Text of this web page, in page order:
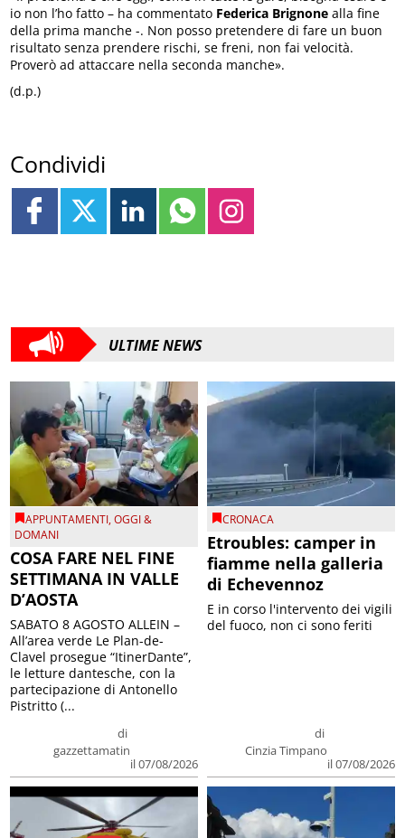
io non l’ho fatto – ha commentato Federica Brignone alla fine
della prima manche -. Non posso pretendere di fare un buon
risultato senza prendere rischi, se freni, non fai velocità.
Proverò ad attaccare nella seconda manche».
(d.p.)
Condividi
ULTIME NEWS
APPUNTAMENTI,OGGI &
DOMANI
COSA FARE NEL FINE
SETTIMANA IN VALLE
D’AOSTA
di
gazzettamatin
il 07/08/2026
SABATO 8 AGOSTO ALLEIN –
All’area verde Le Plan-de-
Clavel prosegue “ItinerDante”,
le letture dantesche, con la
partecipazione di Antonello
Pistritto (...
CRONACA
Etroubles: camper in
fiamme nella galleria
di Echevennoz
di
Cinzia Timpano
il 07/08/2026
E in corso l'intervento dei vigili
del fuoco, non ci sono feriti